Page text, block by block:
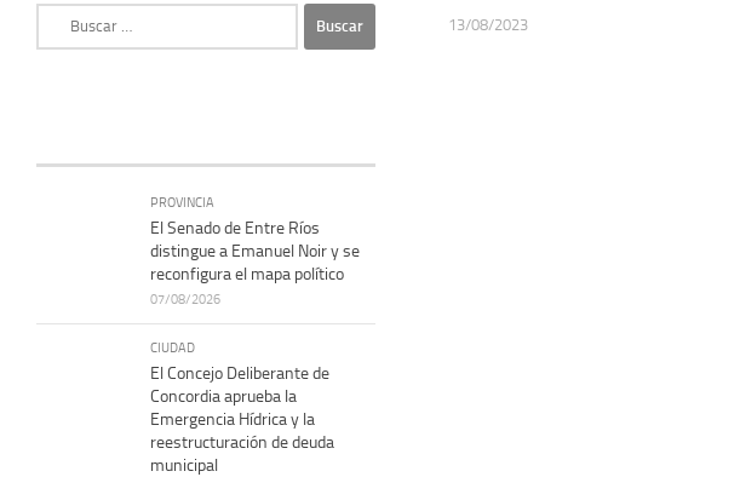
13/08/2023
PROVINCIA
El Senado de Entre Ríos
distingue a Emanuel Noir y se
reconfigura el mapa político
07/08/2026
CIUDAD
El Concejo Deliberante de
Concordia aprueba la
Emergencia Hídrica y la
reestructuración de deuda
municipal